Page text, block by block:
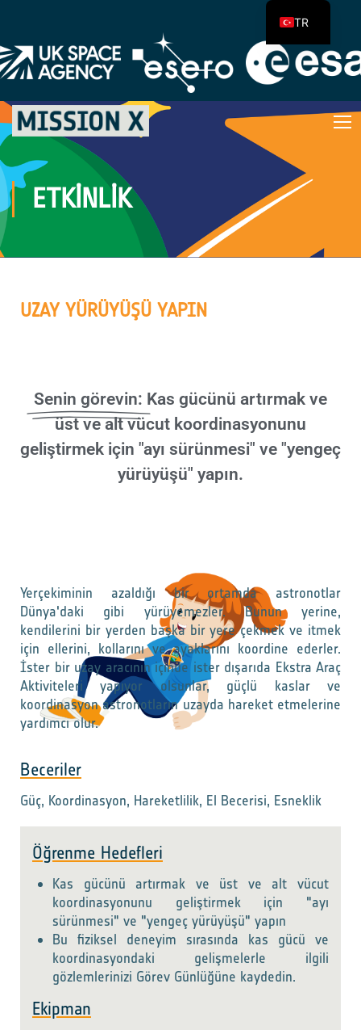
ETKINLIK
UZAY YÜRÜYÜŞÜ YAPIN
Senin görevin: Kas gücünü artırmak ve
üst ve alt vücut koordinasyonunu
geliştirmek için "ayı sürünmesi" ve "yengeç
yürüyüşü" yapın.
Yerçekiminin azaldığı bir ortamda astronotlar
Dünya'daki gibi yürüyemezler. Bunun yerine,
kendilerini bir yerden başka bir yere çekmek ve itmek
için ellerini, kollarını ve ayaklarını koordine ederler.
İster bir uzay aracının içinde ister dışarıda Ekstra Araç
Aktiviteleri yapıyor olsunlar, güçlü kaslar ve
koordinasyon astronotların uzayda hareket etmelerine
yardımcı olur.
Beceriler
Güç, Koordinasyon, Hareketlilik, El Becerisi, Esneklik
Öğrenme Hedefleri
Kas gücünü artırmak ve üst ve alt vücut
koordinasyonunu geliştirmek için "ayı
sürünmesi" ve "yengeç yürüyüşü" yapın
Bu fiziksel deneyim sırasında kas gücü ve
koordinasyondaki gelişmelerle ilgili
gözlemlerinizi Görev Günlüğüne kaydedin.
Ekipman
TR